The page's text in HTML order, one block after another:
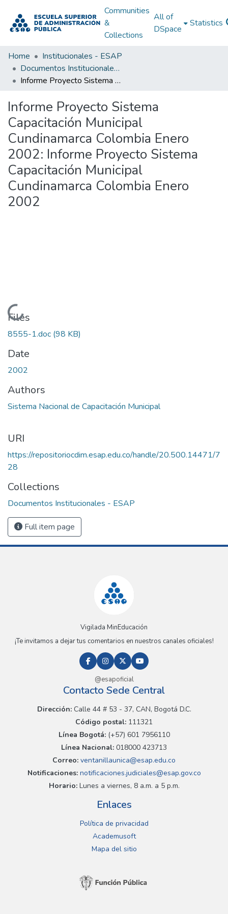
Communities
&
Collections
All of
DSpace
Statistics
Home
Institucionales - ESAP
Documentos Institucionales - ESAP
Informe Proyecto Sistema Capacitación Municipal Cundinamarca Colombia Enero 2002: Informe Proyecto Sistema Capacitación Municipal Cundinamarca Colombia Enero 2002
Informe Proyecto Sistema
Capacitación Municipal
Cundinamarca Colombia Enero
2002: Informe Proyecto Sistema
Capacitación Municipal
Cundinamarca Colombia Enero
2002
Loading...
Files
8555-1.doc (98 KB)
Date
2002
Authors
Sistema Nacional de Capacitación Municipal
URI
https://repositoriocdim.esap.edu.co/handle/20.500.14471/7
28
Collections
Documentos Institucionales - ESAP
Full item page
Vigilada MinEducación
¡Te invitamos a dejar tus comentarios en nuestros canales oficiales!
@esapoficial
Contacto Sede Central
Dirección:Calle 44 # 53 - 37, CAN, Bogotá D.C.
Código postal: 111321
Línea Bogotá:(+57) 601 7956110
Línea Nacional: 018000 423713
Correo: ventanillaunica@esap.edu.co
Notificaciones:notificaciones.judiciales@esap.gov.co
Horario:Lunes a viernes, 8 a.m. a 5 p.m.
Enlaces
Política de privacidad
Academusoft
Mapa del sitio